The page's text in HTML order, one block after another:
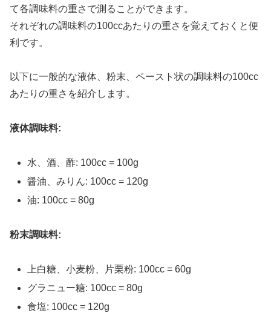
て各調味料の重さで測ることができます。
それぞれの調味料の100ccあたりの重さを覚えておくと便
利です。
以下に一般的な液体、粉末、ペースト状の調味料の100cc
あたりの重さを紹介します。
液体調味料:
水、酒、酢: 100cc = 100g
醤油、みりん: 100cc = 120g
油: 100cc = 80g
粉末調味料:
上白糖、小麦粉、片栗粉: 100cc = 60g
グラニュー糖: 100cc = 80g
食塩: 100cc = 120g